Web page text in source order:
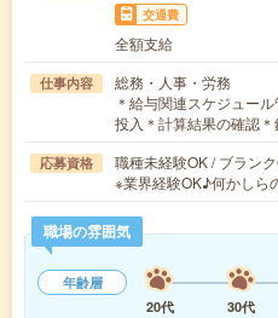
交通費
全額支給
仕事内容
総務・人事・労務
＊給与関連スケジュー
投入＊計算結果の確認
応募資格
職種未経験OK / ブラン
※業界経験OK♪何かしら
職場の雰囲気
年齢層
20代
30代